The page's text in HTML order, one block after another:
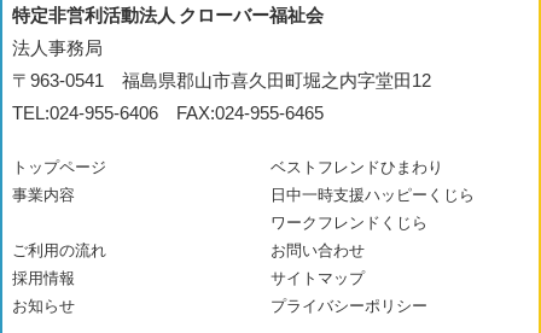
特定非営利活動法人 クローバー福祉会
法人事務局
〒963-0541 福島県郡山市喜久田町堀之内字堂田12
TEL:024-955-6406 FAX:024-955-6465
トップページ
事業内容
ベストフレンドひまわり
日中一時支援ハッピーくじら
ワークフレンドくじら
ご利用の流れ
採用情報
お知らせ
お問い合わせ
サイトマップ
プライバシーポリシー